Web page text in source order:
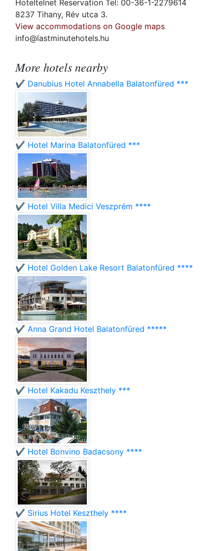
Hoteltelnet Reservation Tel: 00-36-1-2279614
8237 Tihany, Rév utca 3.
View accommodations on Google maps
info@lastminutehotels.hu
More hotels nearby
✔️ Danubius Hotel Annabella Balatonfüred ***
✔️ Hotel Marina Balatonfüred ***
✔️ Hotel Villa Medici Veszprém ****
✔️ Hotel Golden Lake Resort Balatonfüred ****
✔️ Anna Grand Hotel Balatonfüred *****
✔️ Hotel Kakadu Keszthely ***
✔️ Hotel Bonvino Badacsony ****
✔️ Sirius Hotel Keszthely ****